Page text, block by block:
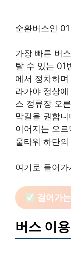
순환버스인
가장 빠른 버
탈 수 있는 01
에서 정차하
라가야 정상
스 정류장 오
막길을 권합
이어지는 오
울타워 하단
여기로 들어
걸어가
버스 이용